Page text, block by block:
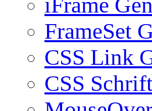
FrameSet
CSS Link
CSS